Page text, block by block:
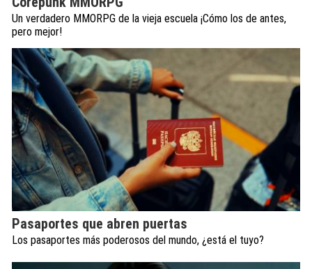
Un verdadero MMORPG de la vieja escuela ¡Cómo los de antes,
pero mejor!
Pasaportes que abren puertas
Los pasaportes más poderosos del mundo, ¿está el tuyo?